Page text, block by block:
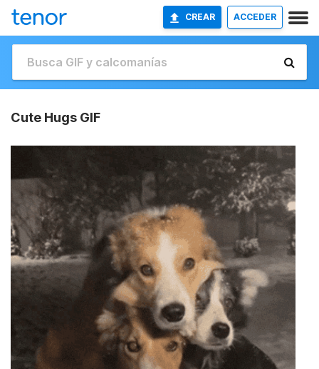
CREAR ACCEDER
Cute Hugs GIF